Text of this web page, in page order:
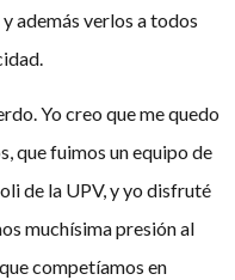
además verlos a todos
Yo creo que me quedo
que fuimos un equipo de
de la UPV, y yo disfruté
muchísima presión al
competíamos en